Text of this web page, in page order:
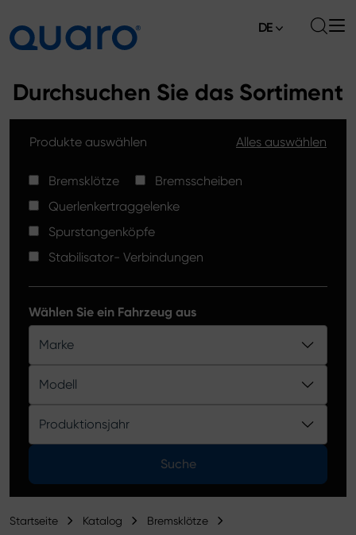
Bremsklötze
Bremsscheiben High Carbon
Spurstangenköpfe
Bremsklötze Silver Ceramic
Produktkatalog
Aktuelles
Verkaufsstellen
Kontakt
DE
Durchsuchen Sie das Sortiment
Produkte auswählen Alles auswählen
Bremsklötze
Bremsscheiben
Querlenkertraggelenke
Spurstangenköpfe
Stabilisator- Verbindungen
Wählen Sie ein Fahrzeug aus
Marke
Modell
Produktionsjahr
Suche
Startseite Katalog Bremsklötze